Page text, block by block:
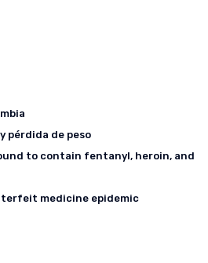
pérdida de peso
to contain fentanyl, heroin, and
medicine epidemic